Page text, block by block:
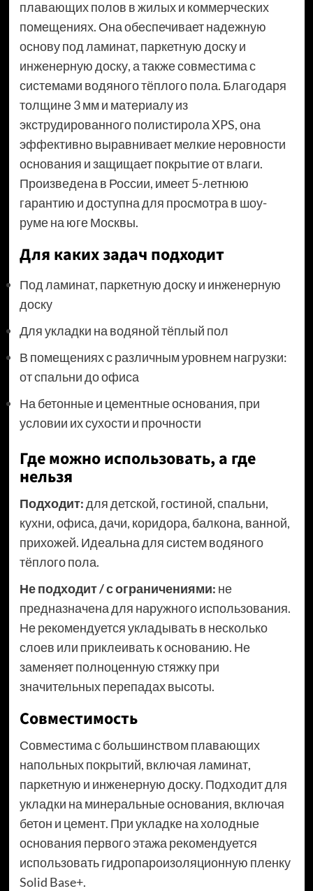
плавающих полов в жилых и коммерческих
помещениях. Она обеспечивает надежную
основу под ламинат, паркетную доску и
инженерную доску, а также совместима с
системами водяного тёплого пола. Благодаря
толщине 3 мм и материалу из
экструдированного полистирола XPS, она
эффективно выравнивает мелкие неровности
основания и защищает покрытие от влаги.
Произведена в России, имеет 5-летнюю
гарантию и доступна для просмотра в шоу-
руме на юге Москвы.
Для каких задач подходит
Под ламинат, паркетную доску и инженерную
доску
Для укладки на водяной тёплый пол
В помещениях с различным уровнем нагрузки:
от спальни до офиса
На бетонные и цементные основания, при
условии их сухости и прочности
Где можно использовать, а где
нельзя
Подходит:для детской, гостиной, спальни,
кухни, офиса, дачи, коридора, балкона, ванной,
прихожей. Идеальна для систем водяного
тёплого пола.
Не подходит / с ограничениями: не
предназначена для наружного использования.
Не рекомендуется укладывать в несколько
слоев или приклеивать к основанию. Не
заменяет полноценную стяжку при
значительных перепадах высоты.
Совместимость
Совместима с большинством плавающих
напольных покрытий, включая ламинат,
паркетную и инженерную доску. Подходит для
укладки на минеральные основания, включая
бетон и цемент. При укладке на холодные
основания первого этажа рекомендуется
использовать гидропароизоляционную пленку
Solid Base+.